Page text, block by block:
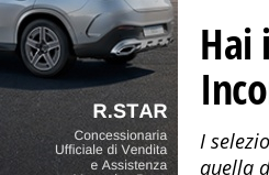
Hai
I
quella